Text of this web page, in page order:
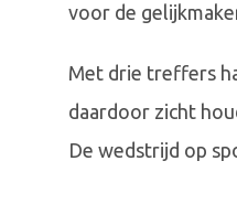
voor de
Met drie treffers
daardoor zicht
De wedstrijd op